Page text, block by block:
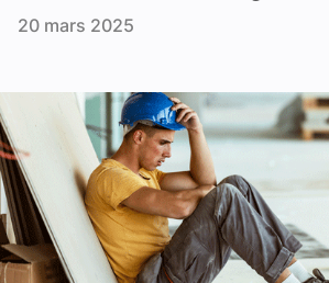
Tips oss
Ledige stillinger
eBlad
20 mars 2025